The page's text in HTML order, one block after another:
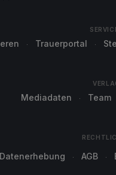
Trauerportal
Mediadaten Team
Datenerhebung AGB